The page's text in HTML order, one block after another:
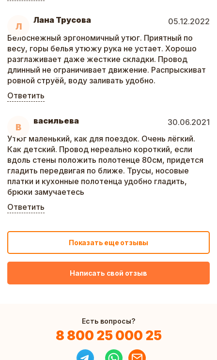
Л
Лана Трусова
05.12.2022
Белоснежный эргономичный утюг. Приятный по
весу, горы белья утюжу рука не устает. Хорошо
разглаживает даже жесткие складки. Провод
длинный не ограничивает движение. Распрыскиват
ровной струёй, воду заливать удобно.
Ответить
В
васильева
30.06.2021
Утюг маленький, как для поездок. Очень лёгкий.
Как детский. Провод нереально короткий, если
вдоль стены положить полотенце 80см, придется
гладить передвигая по ближе. Трусы, носовые
платки и кухонные полотенца удобно гладить,
брюки замучаетесь
Ответить
Показать еще отзывы
Написать свой отзыв
Есть вопросы?
8 800 25 000 25